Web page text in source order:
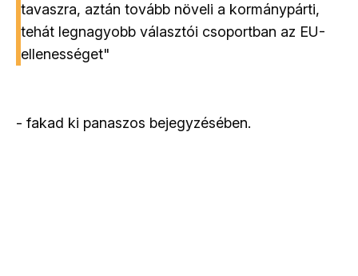
tavaszra, aztán tovább növeli a kormánypárti,
tehát legnagyobb választói csoportban az EU-
ellenességet"
- fakad ki panaszos bejegyzésében.